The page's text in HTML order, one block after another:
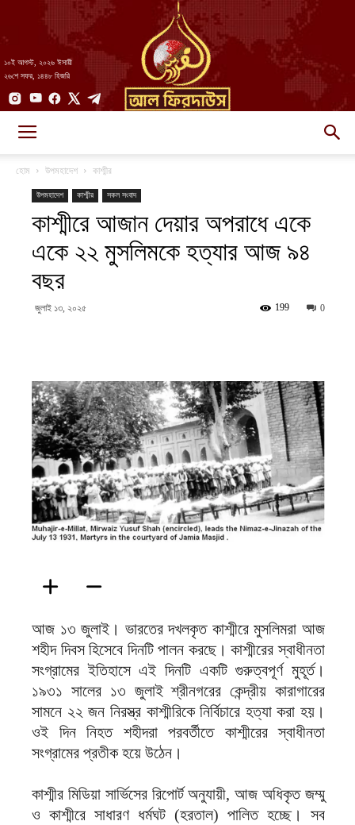
১০ই আগস্ট, ২০২৬ ঈসায়ী
২৬শে সফর, ১৪৪৮ হিজরি
||
হোম উপমহাদেশ কাশ্মীর
উপমহাদেশ কাশ্মীর সকল সংবাদ
কাশ্মীরে আজান দেয়ার অপরাধে একে
একে ২২ মুসলিমকে হত্যার আজ ৯৪
বছর
জুলাই ১৩, ২০২৫ 0
199
আজ ১৩ জুলাই। ভারতের দখলকৃত কাশ্মীরে মুসলিমরা আজ
শহীদ দিবস হিসেবে দিনটি পালন করছে। কাশ্মীরের স্বাধীনতা
সংগ্রামের ইতিহাসে এই দিনটি একটি গুরুত্বপূর্ণ মুহূর্ত।
১৯৩১ সালের ১৩ জুলাই শ্রীনগরের কেন্দ্রীয় কারাগারের
সামনে ২২ জন নিরস্ত্র কাশ্মীরিকে নির্বিচারে হত্যা করা হয়।
ওই দিন নিহত শহীদরা পরবর্তীতে কাশ্মীরের স্বাধীনতা
সংগ্রামের প্রতীক হয়ে উঠেন।
কাশ্মীর মিডিয়া সার্ভিসের রিপোর্ট অনুযায়ী, আজ অধিকৃত জম্মু
ও কাশ্মীরে সাধারণ ধর্মঘট (হরতাল) পালিত হচ্ছে। সব